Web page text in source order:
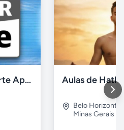
Cursos, Aulas e Suporte Apple - Básico e Avançado
Belo Horizonte
Minas Gerais